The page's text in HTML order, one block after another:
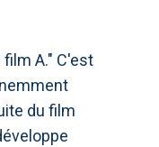
A." C'est
du film